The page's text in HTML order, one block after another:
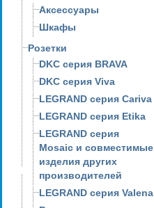
Аксессуары
Шкафы
Розетки
DKC серия BRAVA
DKC серия Viva
LEGRAND серия Cariva
LEGRAND серия Etika
LEGRAND серия
Mosaic и совместимые
изделия других
производителей
LEGRAND серия Valena